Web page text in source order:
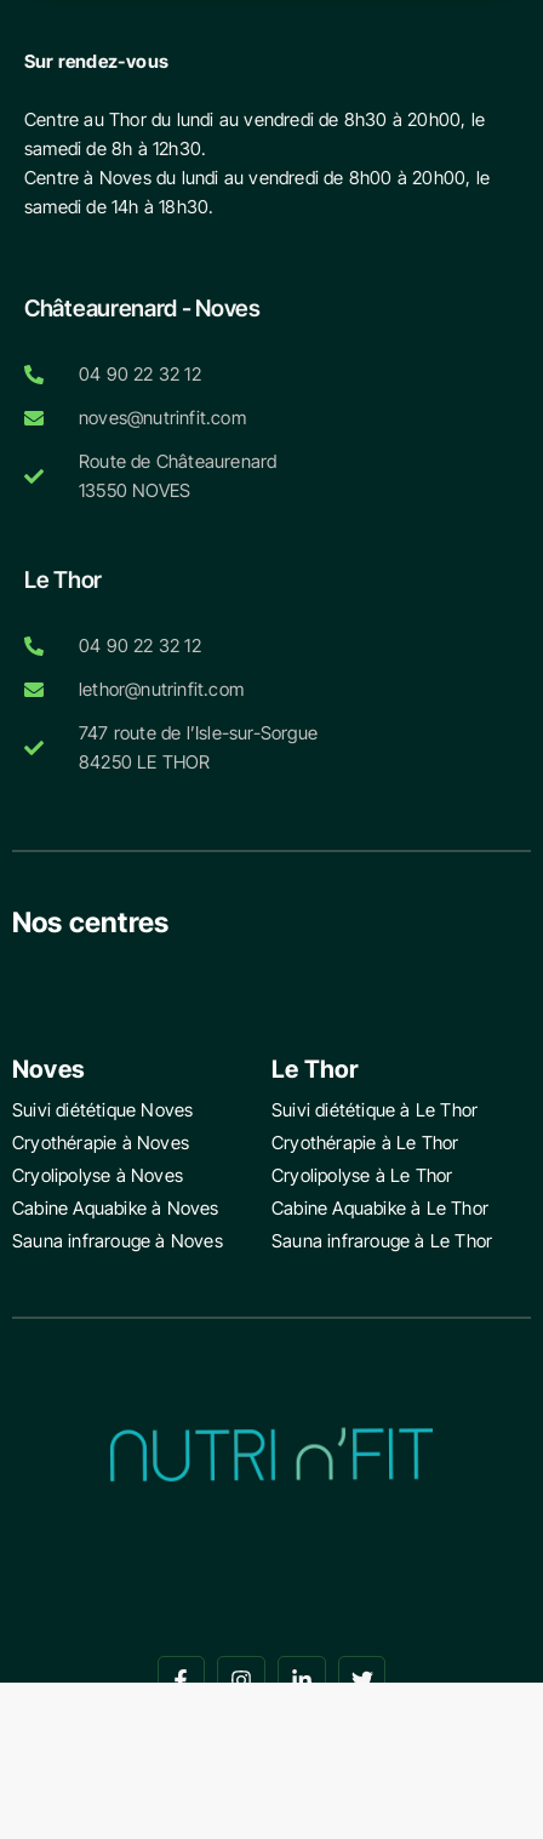
Sur rendez-vous
Centre au Thor du lundi au vendredi de 8h30 à 20h00, le
samedi de 8h à 12h30.
Centre à Noves du lundi au vendredi de 8h00 à 20h00, le
samedi de 14h à 18h30.
Châteaurenard - Noves
04 90 22 32 12
noves@nutrinfit.com
Route de Châteaurenard
13550 NOVES
Le Thor
04 90 22 32 12
lethor@nutrinfit.com
747 route de l’Isle-sur-Sorgue
84250 LE THOR
Nos centres
Noves
Suivi diététique Noves
Cryothérapie à Noves
Cryolipolyse à Noves
Cabine Aquabike à Noves
Sauna infrarouge à Noves
Le Thor
Suivi diététique à Le Thor
Cryothérapie à Le Thor
Cryolipolyse à Le Thor
Cabine Aquabike à Le Thor
Sauna infrarouge à Le Thor